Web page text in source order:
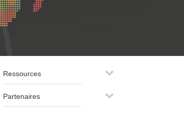
Ressources
Partenaires